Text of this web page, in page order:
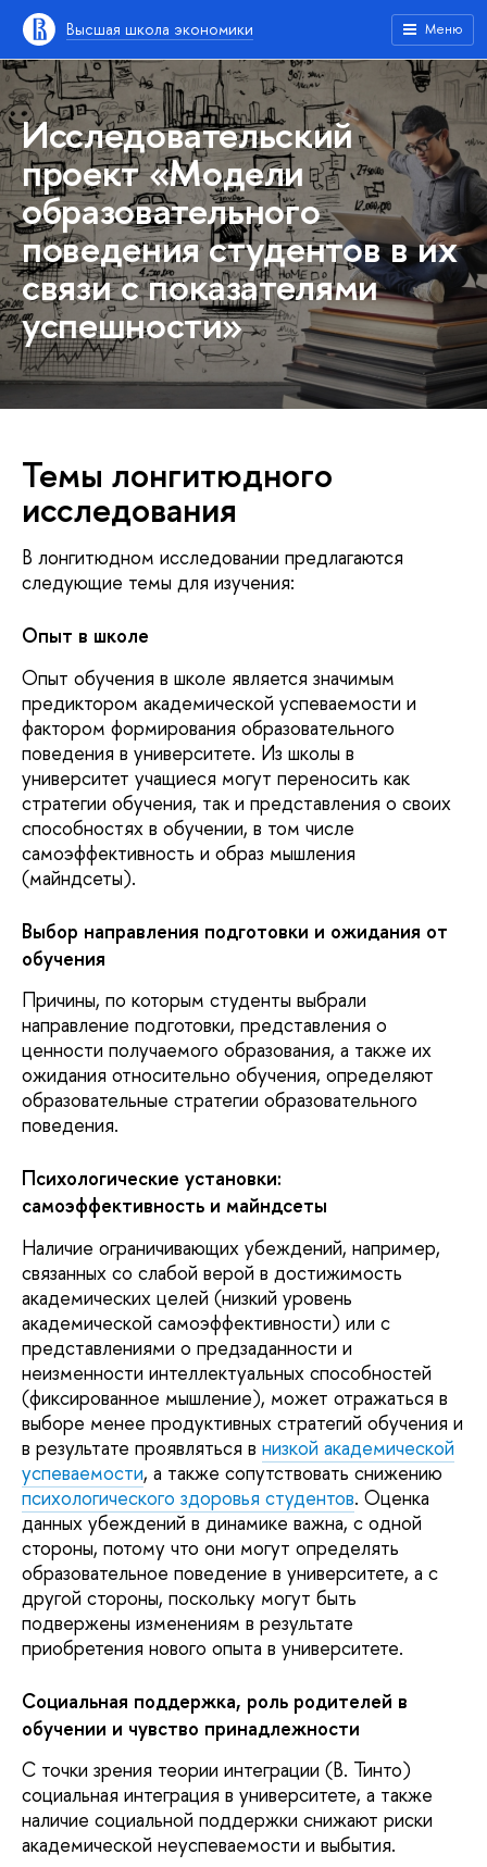
Высшая школа экономики Меню
Исследовательский
проект«Модели
образовательного
поведения студентов в их
связи с показателями
успешности»
Темы лонгитюдного
исследования
В лонгитюдном исследовании предлагаются
следующие темы для изучения:
Опыт в школе
Опыт обучения в школе является значимым
предиктором академической успеваемости и
фактором формирования образовательного
поведения в университете. Из школы в
университет учащиеся могут переносить как
стратегии обучения, так и представления о своих
способностях в обучении, в том числе
самоэффективность и образ мышления
(майндсеты).
Выбор направления подготовки и ожидания от
обучения
Причины, по которым студенты выбрали
направление подготовки, представления о
ценности получаемого образования, а также их
ожидания относительно обучения, определяют
образовательные стратегии образовательного
поведения.
Психологические установки:
самоэффективность и майндсеты
Наличие ограничивающих убеждений, например,
связанных со слабой верой в достижимость
академических целей (низкий уровень
академической самоэффективности) или с
представлениями о предзаданности и
неизменности интеллектуальных способностей
(фиксированное мышление), может отражаться в
выборе менее продуктивных стратегий обучения и
в результате проявляться в низкой академической
успеваемости, а также сопутствовать снижению
психологического здоровья студентов. Оценка
данных убеждений в динамике важна, с одной
стороны, потому что они могут определять
образовательное поведение в университете, а с
другой стороны, поскольку могут быть
подвержены изменениям в результате
приобретения нового опыта в университете.
Социальная поддержка, роль родителей в
обучении и чувство принадлежности
С точки зрения теории интеграции (В. Тинто)
социальная интеграция в университете, а также
наличие социальной поддержки снижают риски
академической неуспеваемости и выбытия.